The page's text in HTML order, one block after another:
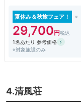
夏休み＆秋旅フェア！
29,700
1名あたり 参考価格
※対象施設のみ
4.清風荘